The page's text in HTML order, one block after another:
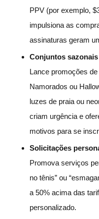
PPV (por exemplo,
impulsiona as
assinaturas geram
Conjuntos
Lance promoções
Namorados ou
luzes de praia ou
criam urgência e
motivos para se
Solicitações
Promova serviços
no tênis” ou
a 50% acima das
personalizado.